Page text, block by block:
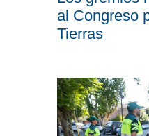
al Congreso
Tierras